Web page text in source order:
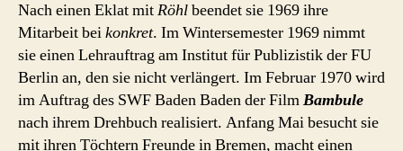
Nach einen Eklat mitRöhlbeendet sie 1969 ihre
Mitarbeit beikonkret. Im Wintersemester 1969 nimmt
sie einen Lehrauftrag am Institut für Publizistik der FU
Berlin an, den sie nicht verlängert. Im Februar 1970 wird
im Auftrag des SWF Baden Baden der FilmBambule
nach ihrem Drehbuch realisiert. Anfang Mai besucht sie
mit ihren Töchtern Freunde in Bremen, macht einen